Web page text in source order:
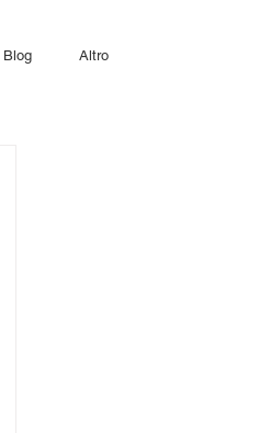
Blog Altro